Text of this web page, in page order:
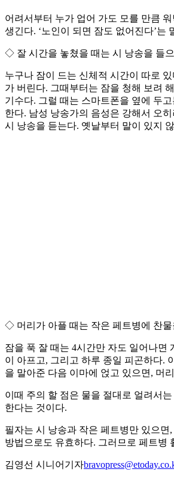
어려서부터 누가 업어 가도 모를 만큼
생긴다. ‘노인이 되면 잠도 없어진다’는
◇ 잘 시간을 놓쳤을 때는 시 낭송을 들
누구나 잠이 드는 신체적 시간이 따로
가 버린다. 그때부터는 잠을 청해 보려
기수다. 그럴 때는 스마트폰을 옆에 두
한다. 남성 낭송가의 음성은 강해서 오
시 낭송을 듣는다. 옛날부터 말이 있지
◇ 머리가 아플 때는 작은 페트병에 찬물
잠을 푹 잘 때는 4시간만 자도 일어나면
이 아프고, 그리고 하루 종일 피곤하다.
을 말아준 다음 이마에 얹고 있으면, 머
이때 주의 할 점은 물을 절대로 얼려서
한다는 것이다.
필자는 시 낭송과 작은 페트병만 있으
방법으로도 유효하다. 그러므로 페트병
김영선 시니어기자